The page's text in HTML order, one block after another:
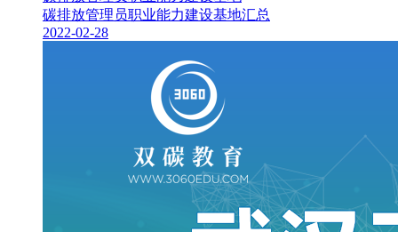
碳排放管理员职业能力建设基地汇总
2022-02-28